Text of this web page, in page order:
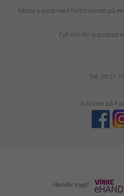
Motta e-post med fortrinnsrett på
Fyll inn din e-
Tel: 69 21
Vi finnes på
Handle trygt!